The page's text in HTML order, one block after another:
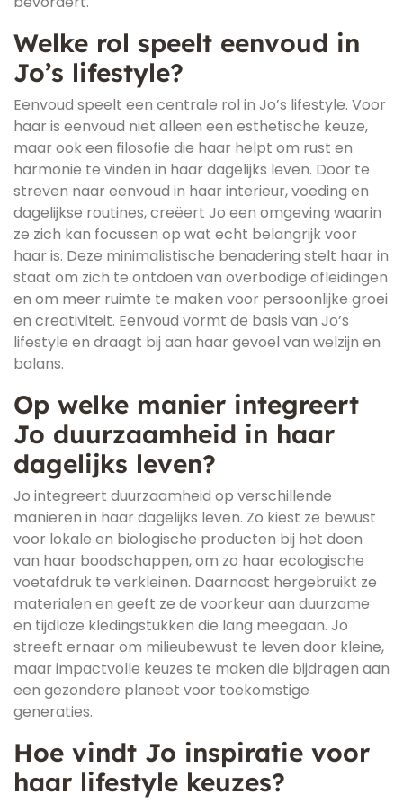
Welke rol speelt eenvoud in
Jo’s lifestyle?
Eenvoud speelt een centrale rol in Jo’s lifestyle. Voor
haar is eenvoud niet alleen een esthetische keuze,
maar ook een filosofie die haar helpt om rust en
harmonie te vinden in haar dagelijks leven. Door te
streven naar eenvoud in haar interieur, voeding en
dagelijkse routines, creëert Jo een omgeving waarin
ze zich kan focussen op wat echt belangrijk voor
haar is. Deze minimalistische benadering stelt haar in
staat om zich te ontdoen van overbodige afleidingen
en om meer ruimte te maken voor persoonlijke groei
en creativiteit. Eenvoud vormt de basis van Jo’s
lifestyle en draagt bij aan haar gevoel van welzijn en
balans.
Op welke manier integreert
Jo duurzaamheid in haar
dagelijks leven?
Jo integreert duurzaamheid op verschillende
manieren in haar dagelijks leven. Zo kiest ze bewust
voor lokale en biologische producten bij het doen
van haar boodschappen, om zo haar ecologische
voetafdruk te verkleinen. Daarnaast hergebruikt ze
materialen en geeft ze de voorkeur aan duurzame
en tijdloze kledingstukken die lang meegaan. Jo
streeft ernaar om milieubewust te leven door kleine,
maar impactvolle keuzes te maken die bijdragen aan
een gezondere planeet voor toekomstige
generaties.
Hoe vindt Jo inspiratie voor
haar lifestyle keuzes?